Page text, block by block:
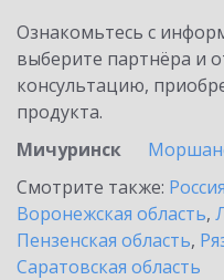
Ознакомьтесь с
выберите партнёра и
консультацию,
продукта.
Мичуринск
Смотрите также: Россия
Воронежская область,
Пензенская область,
Саратовская область